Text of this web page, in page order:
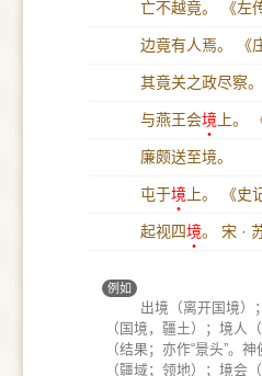
亡不越竟。 《左
边竟有人焉。 《
其竟关之政尽察。
与燕王会境 上。
廉颇送至境。
屯于境 上。 《史
起视四境。 宋 ·
例如
出境（离开国境）
（国境，疆土）；境人
（结果；亦作“景头”。
（疆域；领地）；境会